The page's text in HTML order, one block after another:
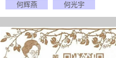
何辉燕
何光宇